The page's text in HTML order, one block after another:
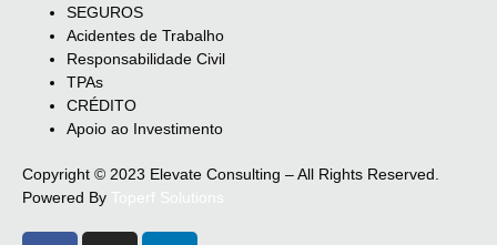
SEGUROS
Acidentes de Trabalho
Responsabilidade Civil
TPAs
CRÉDITO
Apoio ao Investimento
Copyright © 2023 Elevate Consulting – All Rights Reserved.
Powered By